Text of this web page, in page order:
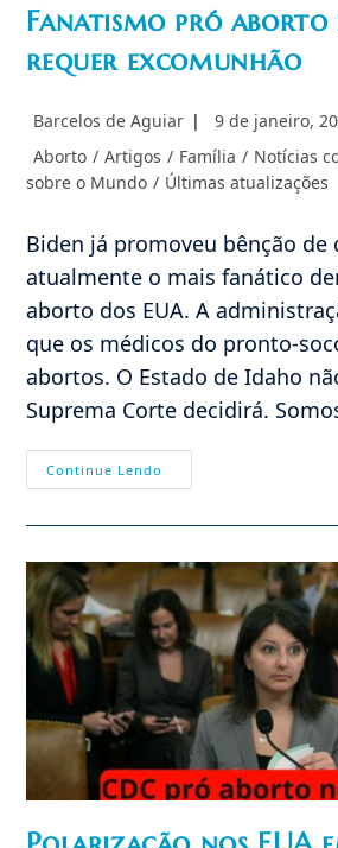
Fanatismo pró aborto
requer excomunhão
Autor
post:
Barcelos de Aguiar
Post
9 de janeiro,
Categoria
do
Aborto / Artigos / Família / Notícias
sobre o Mundo / Últimas atualizações
Biden já promoveu bênção de
atualmente o mais fanático
aborto dos EUA. A
que os médicos do pronto-
abortos. O Estado de Idaho
Suprema Corte decidirá.
Continue Lendo
Pró
Excomunhão